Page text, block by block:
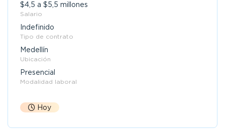
$4,5 a $5,5 millones
Salario
Indefinido
Tipo de contrato
Medellín
Ubicación
Presencial
Modalidad laboral
Hoy